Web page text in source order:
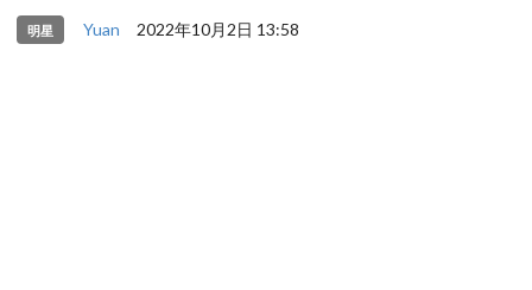
明星 Yuan 2022年10月2日 13:58